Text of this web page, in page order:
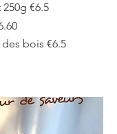
€6.5
bois €6.5